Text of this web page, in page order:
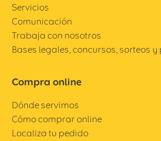
Servicios
Comunicación
Trabaja con nosotros
Bases legales, concursos, sorteos
Compra online
Dónde servimos
Cómo comprar online
Localiza tu pedido